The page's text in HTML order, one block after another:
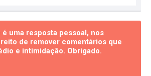
uma resposta pessoal, nos
de remover comentários que
e intimidação. Obrigado.